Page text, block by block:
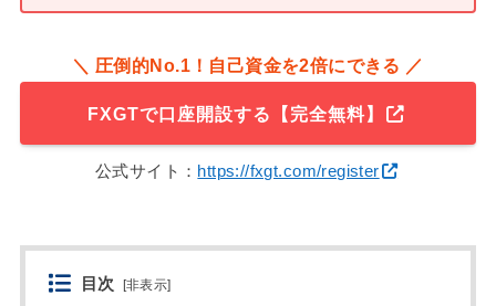
＼ 圧倒的No.1！自己資金を2倍にできる ／
FXGTで口座開設する【完全無料】
公式サイト： https://fxgt.com/register
目次 [非表示]